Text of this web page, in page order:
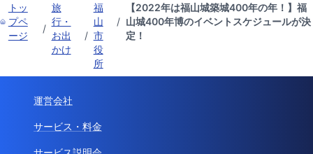
トッ
プペ
ージ
/
旅
行・
お出
かけ
/
福
山
市
役
所
/
【2022年は福山城築城400年の年！】福
山城400年博のイベントスケジュールが決
定！
運営会社
サービス・料金